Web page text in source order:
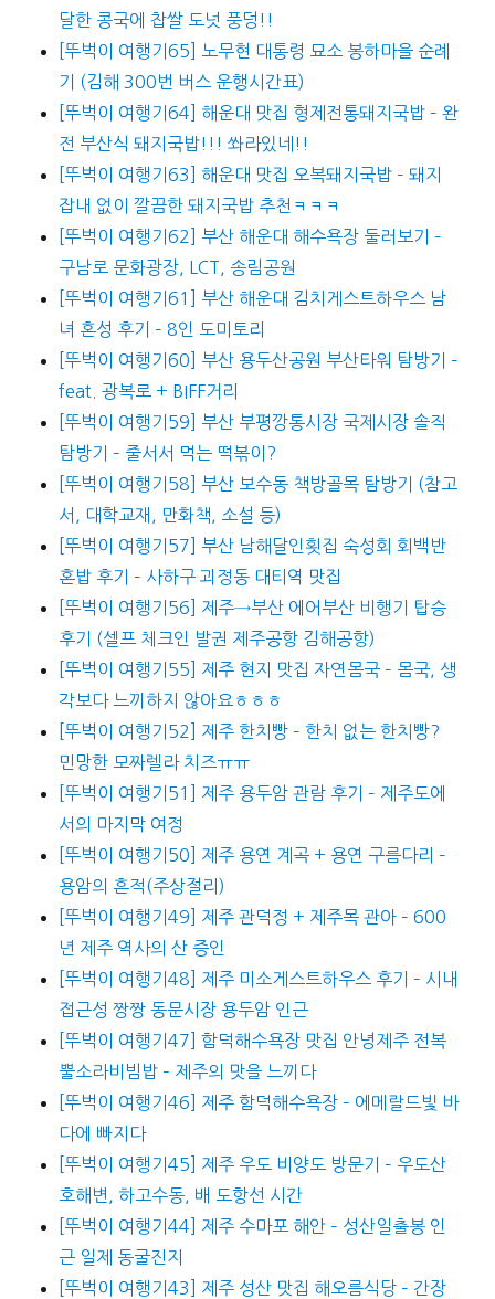
달한 콩국에 찹쌀 도넛 풍덩!!
[뚜벅이 여행기65] 노무현 대통령 묘소 봉하마을 순례
기 (김해 300번 버스 운행시간표)
[뚜벅이 여행기64] 해운대 맛집 형제전통돼지국밥 – 완
전 부산식 돼지국밥!!! 쏴라있네!!
[뚜벅이 여행기63] 해운대 맛집 오복돼지국밥 – 돼지
잡내 없이 깔끔한 돼지국밥 추천ㅋㅋㅋ
[뚜벅이 여행기62] 부산 해운대 해수욕장 둘러보기 –
구남로 문화광장, LCT, 송림공원
[뚜벅이 여행기61] 부산 해운대 김치게스트하우스 남
녀 혼성 후기 – 8인 도미토리
[뚜벅이 여행기60] 부산 용두산공원 부산타워 탐방기 –
feat. 광복로 + BIFF거리
[뚜벅이 여행기59] 부산 부평깡통시장 국제시장 솔직
탐방기 – 줄서서 먹는 떡볶이?
[뚜벅이 여행기58] 부산 보수동 책방골목 탐방기 (참고
서, 대학교재, 만화책, 소설 등)
[뚜벅이 여행기57] 부산 남해달인횟집 숙성회 회백반
혼밥 후기 – 사하구 괴정동 대티역 맛집
[뚜벅이 여행기56] 제주→부산 에어부산 비행기 탑승
후기 (셀프 체크인 발권 제주공항 김해공항)
[뚜벅이 여행기55] 제주 현지 맛집 자연몸국 – 몸국, 생
각보다 느끼하지 않아요ㅎㅎㅎ
[뚜벅이 여행기52] 제주 한치빵 – 한치 없는 한치빵?
민망한 모짜렐라 치즈ㅠㅠ
[뚜벅이 여행기51] 제주 용두암 관람 후기 – 제주도에
서의 마지막 여정
[뚜벅이 여행기50] 제주 용연 계곡 + 용연 구름다리 –
용암의 흔적(주상절리)
[뚜벅이 여행기49] 제주 관덕정 + 제주목 관아 – 600
년 제주 역사의 산 증인
[뚜벅이 여행기48] 제주 미소게스트하우스 후기 – 시내
접근성 짱짱 동문시장 용두암 인근
[뚜벅이 여행기47] 함덕해수욕장 맛집 안녕제주 전복
뿔소라비빔밥 – 제주의 맛을 느끼다
[뚜벅이 여행기46] 제주 함덕해수욕장 – 에메랄드빛 바
다에 빠지다
[뚜벅이 여행기45] 제주 우도 비양도 방문기 – 우도산
호해변, 하고수동, 배 도항선 시간
[뚜벅이 여행기44] 제주 수마포 해안 – 성산일출봉 인
근 일제 동굴진지
[뚜벅이 여행기43] 제주 성산 맛집 해오름식당 – 간장